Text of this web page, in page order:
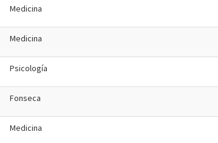
Medicina
Medicina
Psicología
Fonseca
Medicina